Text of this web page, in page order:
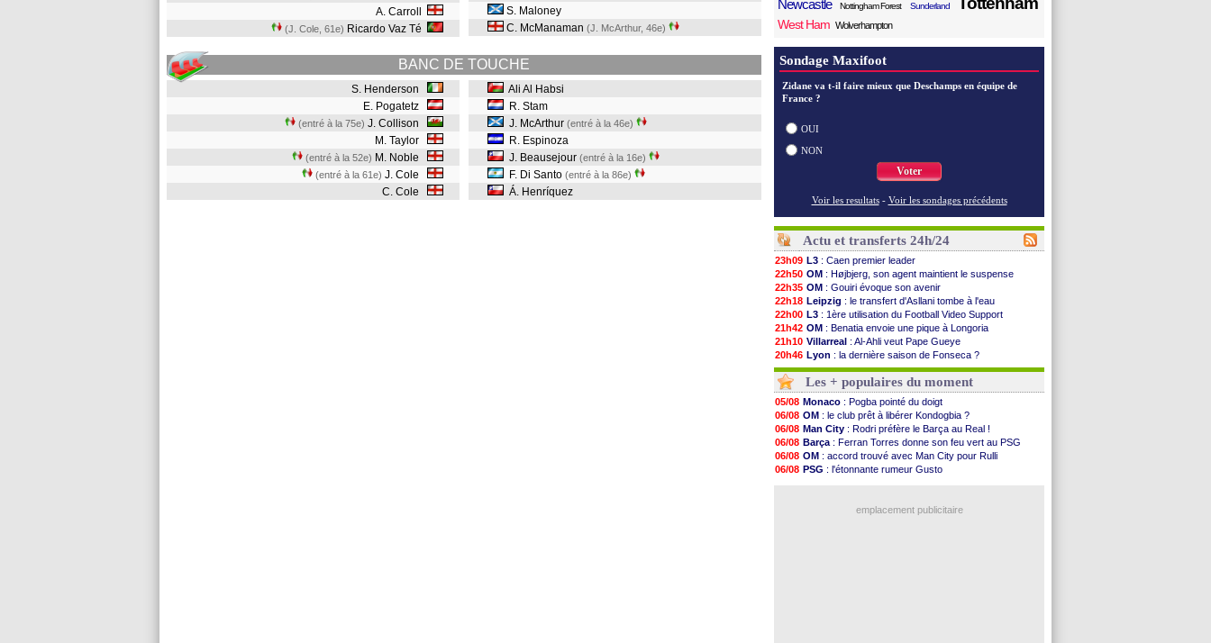
A. Carroll
(J. Cole, 61e) Ricardo Vaz Té
S. Maloney
C. McManaman (J. McArthur, 46e)
BANC DE TOUCHE
S. Henderson
E. Pogatetz
(entré à la 75e) J. Collison
M. Taylor
(entré à la 52e) M. Noble
(entré à la 61e) J. Cole
C. Cole
Ali Al Habsi
R. Stam
J. McArthur (entré à la 46e)
R. Espinoza
J. Beausejour (entré à la 16e)
F. Di Santo (entré à la 86e)
Á. Henríquez
Newcastle Nottingham Forest Sunderland
West Ham Wolverhampton
Sondage Maxifoot
Zidane va t-il faire mieux que Deschamps en équipe de
France ?
OUI
NON
Voter
Voir les resultats - Voir les sondages précédents
Actu et transferts 24h/24
23h09 L3 : Caen premier leader
22h50 OM : Højbjerg, son agent maintient le suspense
22h35 OM : Gouiri évoque son avenir
22h18 Leipzig : le transfert d'Asllani tombe à l'eau
22h00 L3 : 1ère utilisation du Football Video Support
21h42 OM : Benatia envoie une pique à Longoria
21h10 Villarreal : Al-Ahli veut Pape Gueye
20h46 Lyon : la dernière saison de Fonseca ?
20h30 OM: un nouveau prétendant pour Højbjerg
20h01
Brest: un gardien norvégien en approche ?
19h18 OM: McCourt a versé 120 M€ en 2026
19h09
PSG: 4 retours dans le groupe face à Man Utd ...
18h48
Nice: Kevin Carlos va partir en Italie
18h37
L1: prison avec sursis requis contre un arbitre
18h29
Leganés: c'est signé pour Luca Zidane (off.)
17h58
Atletico: Ruggeri en route pour Aston Villa
17h46
Monaco: Filipe Luis soutient Biereth
: Naples vise Gabriel Jesus
Les + populaires du moment
05/08 Monaco : Pogba pointé du doigt
06/08 OM : le club prêt à libérer Kondogbia ?
06/08 Man City : Rodri préfère le Barça au Real !
06/08 Barça : Ferran Torres donne son feu vert au PSG
06/08 OM : accord trouvé avec Man City pour Rulli
06/08 PSG : l'étonnante rumeur Gusto
emplacement publicitaire